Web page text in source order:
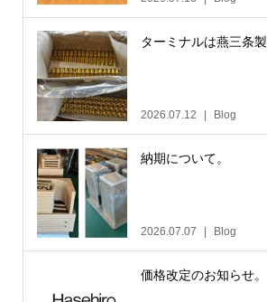
ターミナルは燕三条製
2026.07.12 Blog
納期について。
2026.07.07 Blog
価格改定のお知らせ。